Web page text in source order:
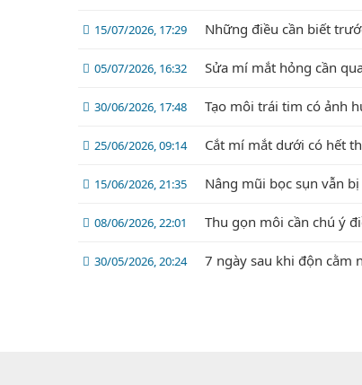
15/07/2026, 17:29 Những điều cần biết
05/07/2026, 16:32 Sửa mí mắt hỏng cần
30/06/2026, 17:48 Tạo môi trái tim có ảnh
25/06/2026, 09:14 Cắt mí mắt dưới có hết
15/06/2026, 21:35 Nâng mũi bọc sụn vẫn
08/06/2026, 22:01 Thu gọn môi cần chú ý
30/05/2026, 20:24 7 ngày sau khi độn cằm